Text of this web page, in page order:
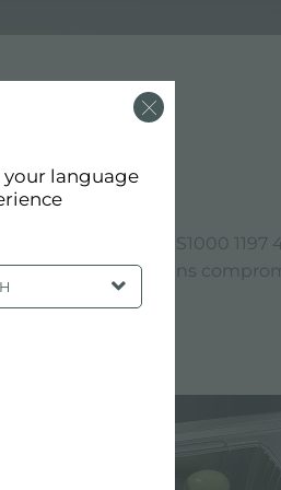
finition de l'évier S1000 1197
une qualité sans
your language